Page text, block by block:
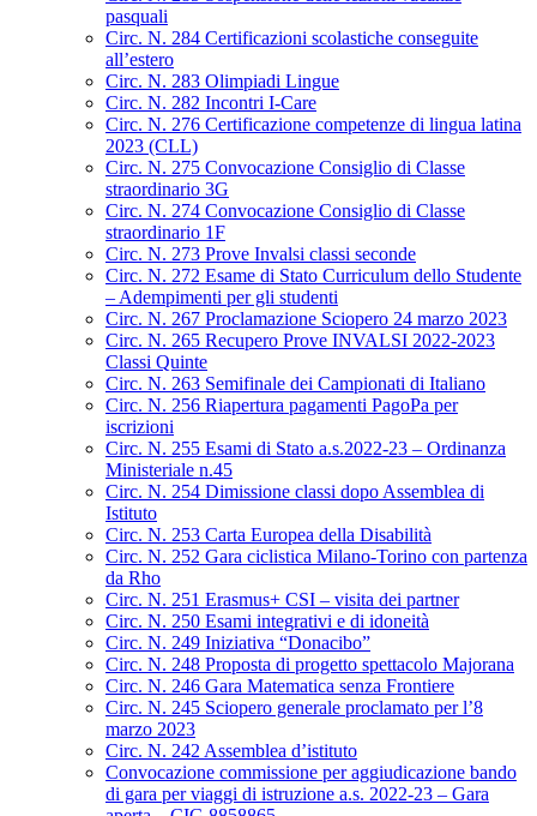
pasquali
Circ. N. 284 Certificazioni scolastiche conseguite
all’estero
Circ. N. 283 Olimpiadi Lingue
Circ. N. 282 Incontri I-Care
Circ. N. 276 Certificazione competenze di lingua latina
2023 (CLL)
Circ. N. 275 Convocazione Consiglio di Classe
straordinario 3G
Circ. N. 274 Convocazione Consiglio di Classe
straordinario 1F
Circ. N. 273 Prove Invalsi classi seconde
Circ. N. 272 Esame di Stato Curriculum dello Studente
– Adempimenti per gli studenti
Circ. N. 267 Proclamazione Sciopero 24 marzo 2023
Circ. N. 265 Recupero Prove INVALSI 2022-2023
Classi Quinte
Circ. N. 263 Semifinale dei Campionati di Italiano
Circ. N. 256 Riapertura pagamenti PagoPa per
iscrizioni
Circ. N. 255 Esami di Stato a.s.2022-23 – Ordinanza
Ministeriale n.45
Circ. N. 254 Dimissione classi dopo Assemblea di
Istituto
Circ. N. 253 Carta Europea della Disabilità
Circ. N. 252 Gara ciclistica Milano-Torino con partenza
da Rho
Circ. N. 251 Erasmus+ CSI – visita dei partner
Circ. N. 250 Esami integrativi e di idoneità
Circ. N. 249 Iniziativa “Donacibo”
Circ. N. 248 Proposta di progetto spettacolo Majorana
Circ. N. 246 Gara Matematica senza Frontiere
Circ. N. 245 Sciopero generale proclamato per l’8
marzo 2023
Circ. N. 242 Assemblea d’istituto
Convocazione commissione per aggiudicazione bando
di gara per viaggi di istruzione a.s. 2022-23 – Gara